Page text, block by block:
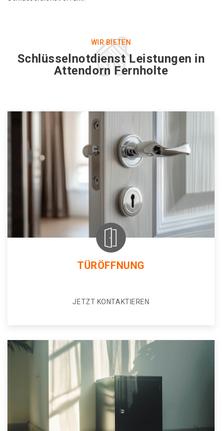
WIR BIETEN
Schlüsselnotdienst Leistungen in
Attendorn Fernholte
TÜRÖFFNUNG
JETZT KONTAKTIEREN